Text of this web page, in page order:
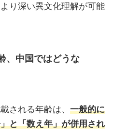
り深い異文化理解が可能
、中国ではどうな
される年齢は、 一般的に
と「数え年」が併用され